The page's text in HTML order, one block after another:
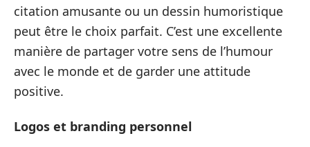
citation amusante ou un dessin humoristique
peut être le choix parfait. C’est une excellente
manière de partager votre sens de l’humour
avec le monde et de garder une attitude
positive.
Logos et branding personnel